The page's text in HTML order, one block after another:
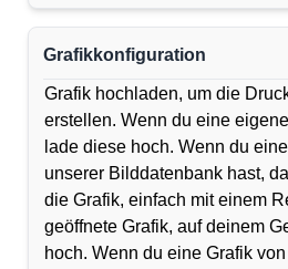
Grafikkonfiguration
Grafik hochladen, um die
erstellen. Wenn du eine
lade diese hoch. Wenn du
unserer Bilddatenbank hast,
die Grafik, einfach mit einem
geöffnete Grafik, auf deinem
hoch. Wenn du eine Grafik